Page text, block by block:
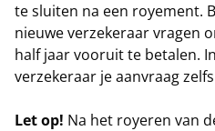
te sluiten na een royement.
nieuwe verzekeraar vragen
half jaar vooruit te betalen.
verzekeraar je aanvraag
Let op! Na het royeren van